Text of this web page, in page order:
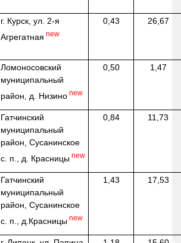
г. Курск, ул. 2-я
Агрегатная new
0,43 26,67
Ломоносовский
муниципальный
район, д. Низино new
0,50 1,47
Гатчинский
муниципальный
район, Сусанинское
с. п., д. Красницы new
0,84 11,73
Гатчинский
муниципальный
район, Сусанинское
с. п., д.Красницы new
1,43 17,53